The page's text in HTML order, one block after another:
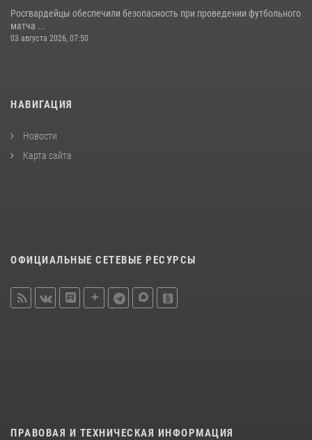
Росгвардейцы обеспечили безопасность при проведении футбольного
матча ...
03 августа 2026, 07:50
НАВИГАЦИЯ
Новости
Карта сайта
ОФИЦИАЛЬНЫЕ СЕТЕВЫЕ РЕСУРСЫ
ПРАВОВАЯ И ТЕХНИЧЕСКАЯ ИНФОРМАЦИЯ